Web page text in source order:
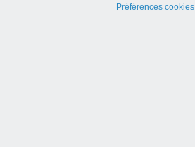
Préférences cookies